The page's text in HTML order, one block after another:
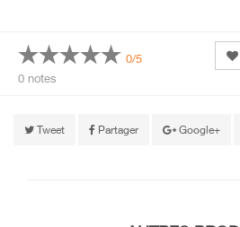
0/5
0 notes
Tweet Partager Google+